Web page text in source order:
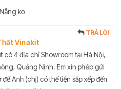
ko
Vinakit
TRẢ LỜI
có 4 địa chỉ Showroom tại Hà Nội,
Quảng Ninh. Em xin phép gửi
Anh (chị) có thể tiện sắp xếp đến